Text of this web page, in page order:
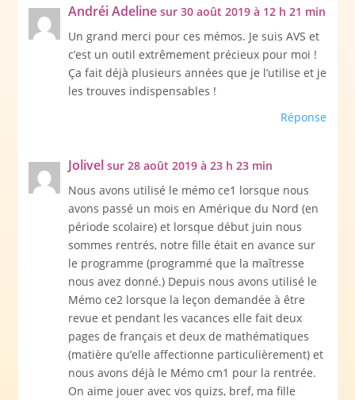
Andréi Adeline sur 30 août 2019 à 12 h 21 min
Un grand merci pour ces mémos. Je suis AVS et
c’est un outil extrêmement précieux pour moi !
Ça fait déjà plusieurs années que je l’utilise et je
les trouves indispensables !
Réponse
Jolivel sur 28 août 2019 à 23 h 23 min
Nous avons utilisé le mémo ce1 lorsque nous
avons passé un mois en Amérique du Nord (en
période scolaire) et lorsque début juin nous
sommes rentrés, notre fille était en avance sur
le programme (programmé que la maîtresse
nous avez donné.) Depuis nous avons utilisé le
Mémo ce2 lorsque la leçon demandée à être
revue et pendant les vacances elle fait deux
pages de français et deux de mathématiques
(matière qu’elle affectionne particulièrement) et
nous avons déjà le Mémo cm1 pour la rentrée.
On aime jouer avec vos quizs, bref, ma fille